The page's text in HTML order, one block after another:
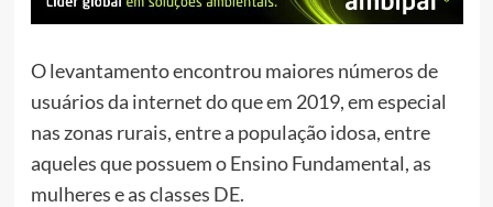
O levantamento encontrou maiores números de
usuários da internet do que em 2019, em especial
nas zonas rurais, entre a população idosa, entre
aqueles que possuem o Ensino Fundamental, as
mulheres e as classes DE.